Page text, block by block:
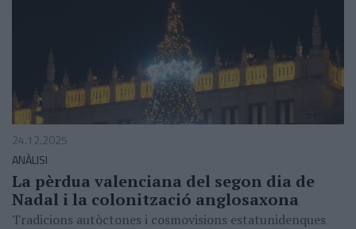
24.12.2025
ANÀLISI
La pèrdua valenciana del segon dia de
Nadal i la colonització anglosaxona
Tradicions autòctones i cosmovisions estatunidenques